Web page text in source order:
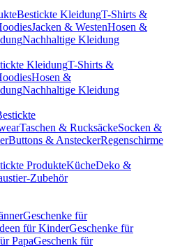
Bestickte KleidungT-Shirts &
Jacken & WestenHosen &
Nachhaltige Kleidung
KleidungT-Shirts &
Hosen &
Nachhaltige Kleidung
Taschen & RucksäckeSocken &
Buttons & AnsteckerRegenschirme
ProdukteKücheDeko &
Zubehör
Geschenke für
für KinderGeschenke für
PapaGeschenk für